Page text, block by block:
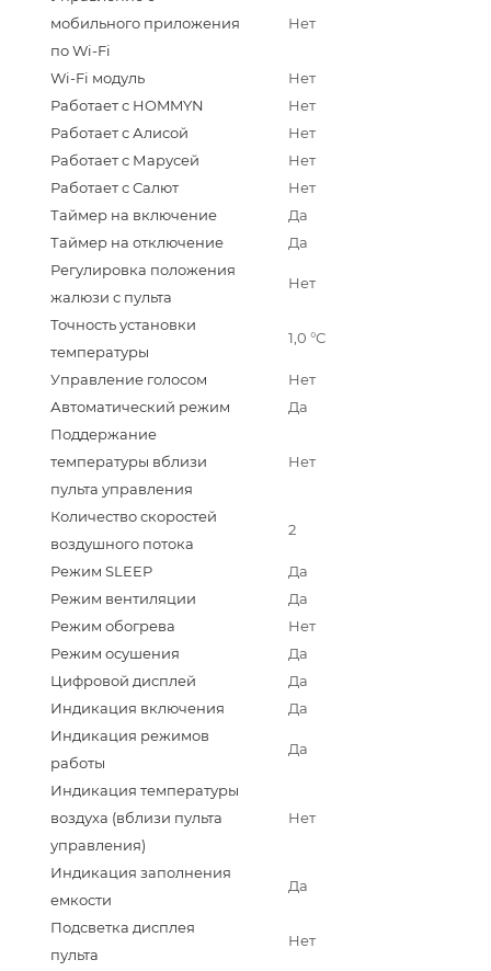
мобильного приложения
по Wi-Fi
Нет
Wi-Fi модуль
Нет
Работает с HOMMYN
Нет
Работает с Алисой
Нет
Работает с Марусей
Нет
Работает с Салют
Нет
Таймер на включение
Да
Таймер на отключение
Да
Регулировка положения
жалюзи с пульта
Нет
Точность установки
температуры
1,0 °С
Управление голосом
Нет
Автоматический режим
Да
Поддержание
температуры вблизи
пульта управления
Нет
Количество скоростей
воздушного потока
2
Режим SLEEP
Да
Режим вентиляции
Да
Режим обогрева
Нет
Режим осушения
Да
Цифровой дисплей
Да
Индикация включения
Да
Индикация режимов
работы
Да
Индикация температуры
воздуха (вблизи пульта
управления)
Нет
Индикация заполнения
емкости
Да
Подсветка дисплея
пульта
Нет